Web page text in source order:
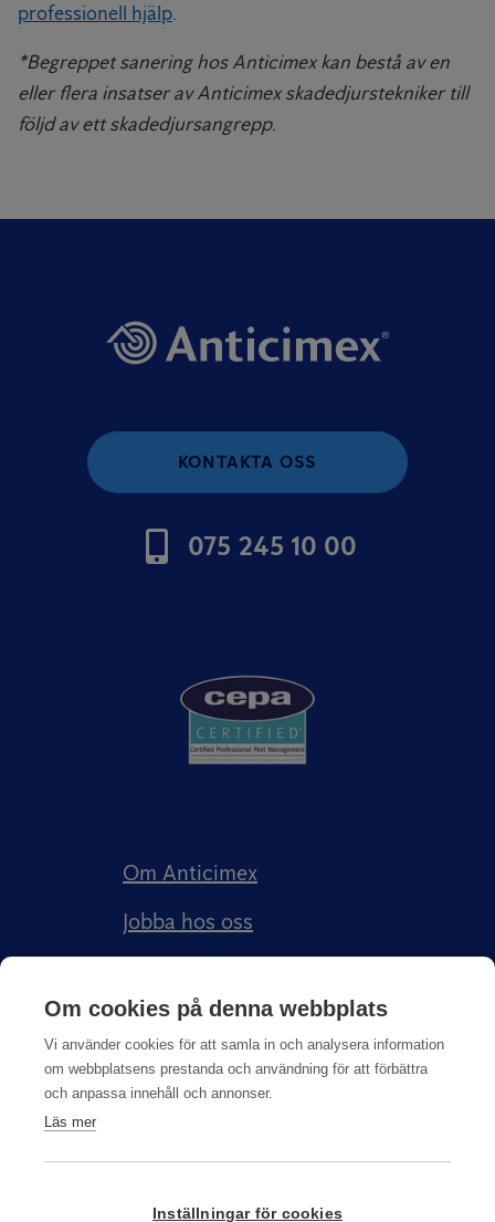
professionell hjälp.
*Begreppet sanering hos Anticimex kan bestå av en
eller flera insatser av Anticimex skadedjurstekniker till
följd av ett skadedjursangrepp.
KONTAKTA OSS
075 245 10 00
Om Anticimex
Jobba hos oss
Anticimex Försäkringar AB
Integritetspolicy
Om cookies på denna webbplats
Vi använder cookies för att samla in och analysera information
om webbplatsens prestanda och användning för att förbättra
och anpassa innehåll och annonser.
Läs mer
Inställningar för cookies